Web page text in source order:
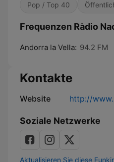
Pop / Top 40
Frequenzen Ràdio
Andorra la Vella: 94.2 FM
Kontakte
Website http://
Soziale Netzwerke
Aktualisieren Sie diese